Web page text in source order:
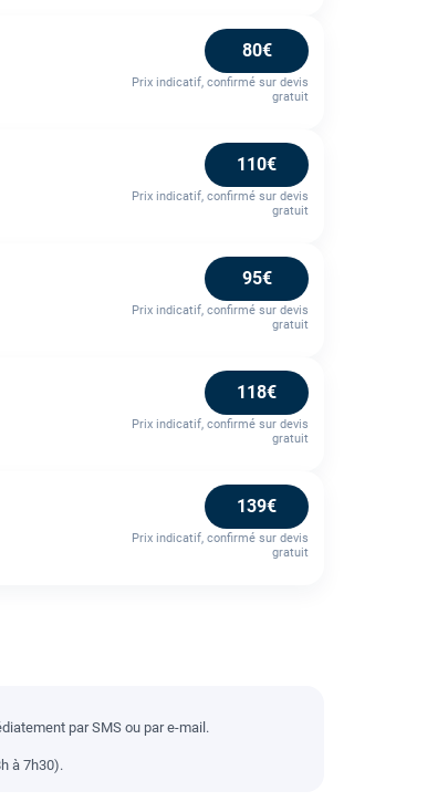
80€
Prix indicatif, confirmé sur devis
gratuit
110€
Prix indicatif, confirmé sur devis
gratuit
95€
Prix indicatif, confirmé sur devis
gratuit
118€
Prix indicatif, confirmé sur devis
gratuit
139€
Prix indicatif, confirmé sur devis
gratuit
par SMS ou par e-mail.
à 7h30).